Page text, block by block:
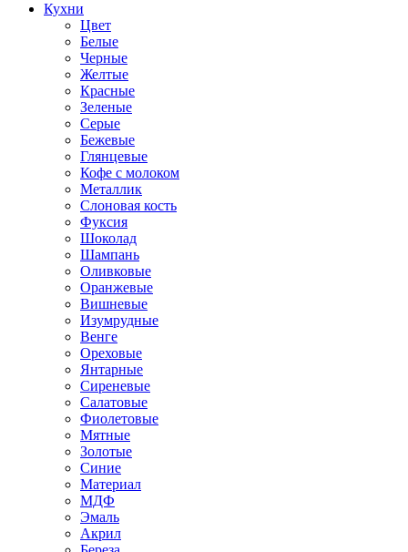
Кухни
Цвет
Белые
Черные
Желтые
Красные
Зеленые
Серые
Бежевые
Глянцевые
Кофе с молоком
Металлик
Слоновая кость
Фуксия
Шоколад
Шампань
Оливковые
Оранжевые
Вишневые
Изумрудные
Венге
Ореховые
Янтарные
Сиреневые
Салатовые
Фиолетовые
Мятные
Золотые
Синие
Материал
МДФ
Эмаль
Акрил